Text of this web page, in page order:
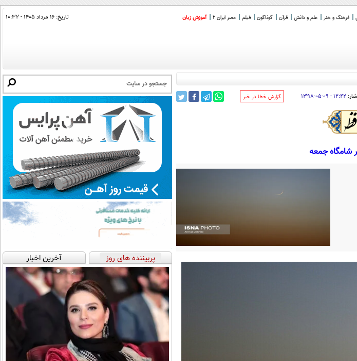
فرهنگ و هنر علم و دانش قرآن گوناگون فیلم عصر ایران 2 آموزش زبان تاریخ: ۱۶ مرداد ۱۴۰۵ - ۱۰:۳۲
۱۲:۴۲ - ۰۹-۰۵-۱۳۹۸ ‌گزارش خطا در خبر
شامگاه جمعه
پربیننده های روز آخرین اخبار